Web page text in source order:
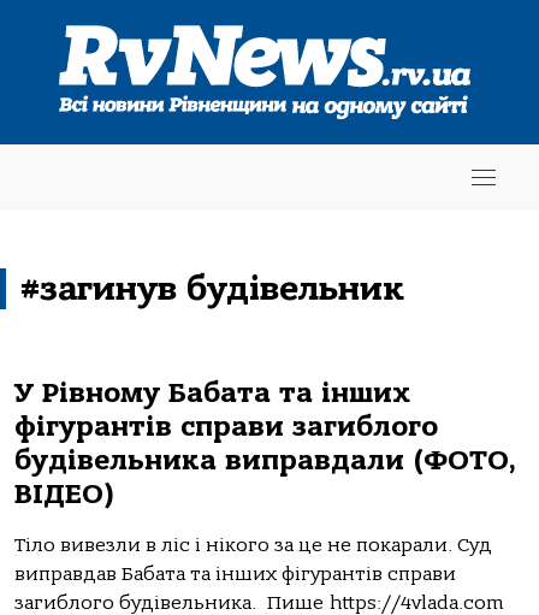
#загинув будівельник
У Рівному Бабата та інших
фігурантів справи загиблого
будівельника виправдали (ФОТО,
ВІДЕО)
Тіло вивезли в ліс і нікого за це не покарали. Суд
виправдав Бабата та інших фігурантів справи
загиблого будівельника. Пише https://4vlada.com